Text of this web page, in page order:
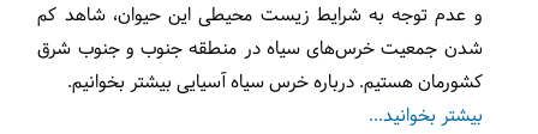
و عدم توجه به شرایط زیست محیطی این حیوان، شاهد کم
شدن جمعیت خرس‌های سیاه در منطقه جنوب و جنوب شرق
کشورمان هستیم. درباره خرس سیاه آسیایی بیشتر بخوانیم.
بیشتر بخوانید...